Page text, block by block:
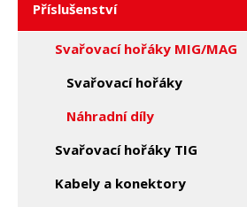
Příslušenství
Svařovací hořáky MIG/MAG
Svařovací hořáky
Náhradní díly
Svařovací hořáky TIG
Kabely a konektory